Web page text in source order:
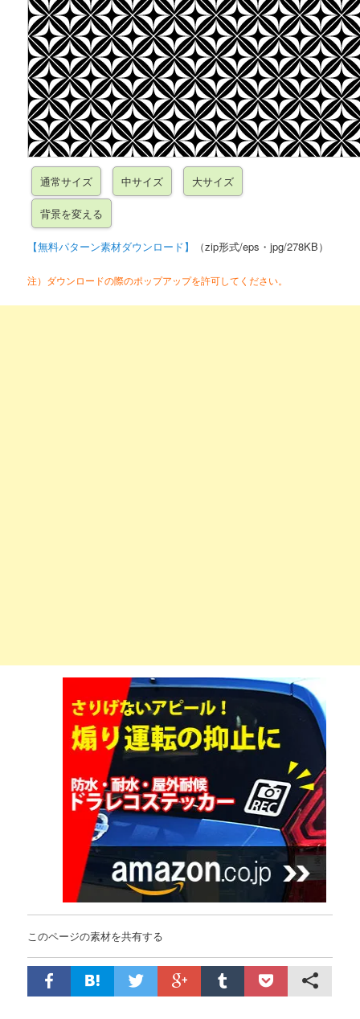
【無料パターン素材ダウンロード】 （zip形式/eps・jpg/278KB）
注）ダウンロードの際のポップアップを許可してください。
このページの素材を共有する